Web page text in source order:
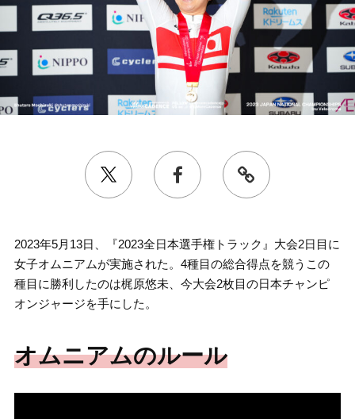
2023年5月13日、『2023全日本選手権トラック』大会2日目に
女子オムニアムが実施された。4種目の総合得点を競うこの
種目に勝利したのは梶原悠未、今大会2枚目の日本チャンピ
オンジャージを手にした。
オムニアムのルール